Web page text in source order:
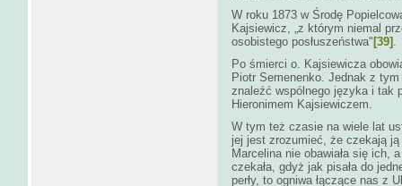
W roku 1873 w Środę
Kajsiewicz, „z którym niemal
osobistego posłuszeństwa" [39] .
Po śmierci o. Kajsiewicza
Piotr Semenenko. Jednak z
znaleźć wspólnego języka i tak
Hieronimem Kajsiewiczem.
W tym też czasie na wiele lat
jej jest zrozumieć, że czekają
Marcelina nie obawiała się ich,
czekała, gdyż jak pisała do
perły, to ogniwa łączące nas z